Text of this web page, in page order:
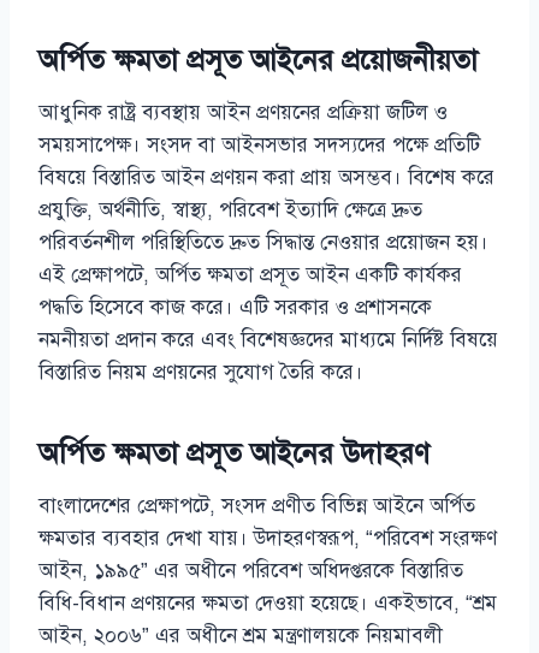
অর্পিত ক্ষমতা প্রসূত আইনের প্রয়োজনীয়তা
আধুনিক রাষ্ট্র ব্যবস্থায় আইন প্রণয়নের প্রক্রিয়া জটিল ও
সময়সাপেক্ষ। সংসদ বা আইনসভার সদস্যদের পক্ষে প্রতিটি
বিষয়ে বিস্তারিত আইন প্রণয়ন করা প্রায় অসম্ভব। বিশেষ করে
প্রযুক্তি, অর্থনীতি, স্বাস্থ্য, পরিবেশ ইত্যাদি ক্ষেত্রে দ্রুত
পরিবর্তনশীল পরিস্থিতিতে দ্রুত সিদ্ধান্ত নেওয়ার প্রয়োজন হয়।
এই প্রেক্ষাপটে, অর্পিত ক্ষমতা প্রসূত আইন একটি কার্যকর
পদ্ধতি হিসেবে কাজ করে। এটি সরকার ও প্রশাসনকে
নমনীয়তা প্রদান করে এবং বিশেষজ্ঞদের মাধ্যমে নির্দিষ্ট বিষয়ে
বিস্তারিত নিয়ম প্রণয়নের সুযোগ তৈরি করে।
অর্পিত ক্ষমতা প্রসূত আইনের উদাহরণ
বাংলাদেশের প্রেক্ষাপটে, সংসদ প্রণীত বিভিন্ন আইনে অর্পিত
ক্ষমতার ব্যবহার দেখা যায়। উদাহরণস্বরূপ, “পরিবেশ সংরক্ষণ
আইন, ১৯৯৫” এর অধীনে পরিবেশ অধিদপ্তরকে বিস্তারিত
বিধি-বিধান প্রণয়নের ক্ষমতা দেওয়া হয়েছে। একইভাবে, “শ্রম
আইন, ২০০৬” এর অধীনে শ্রম মন্ত্রণালয়কে নিয়মাবলী